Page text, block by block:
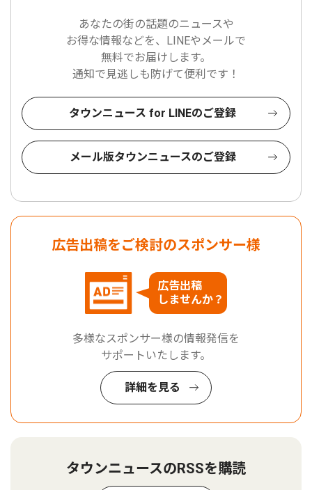
あなたの街の話題のニュースや
お得な情報などを、LINEやメールで
無料でお届けします。
通知で見逃しも防げて便利です！
タウンニュース for LINEのご登録
メール版タウンニュースのご登録
広告出稿をご検討のスポンサー様
広告出稿
しませんか？
多様なスポンサー様の情報発信を
サポートいたします。
詳細を見る
タウンニュースのRSSを購読